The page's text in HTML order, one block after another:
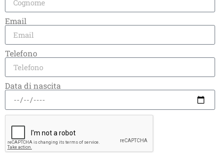
€90,00€81,00
Aggiungi al carrello
Aggiungi al carrello
Email
Telefono
Data di nascita